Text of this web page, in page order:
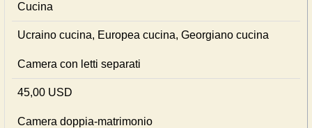
Cucina
Ucraino cucina, Europea cucina, Georgiano cucina
Camera con letti separati
45,00 USD
Camera doppia-matrimonio